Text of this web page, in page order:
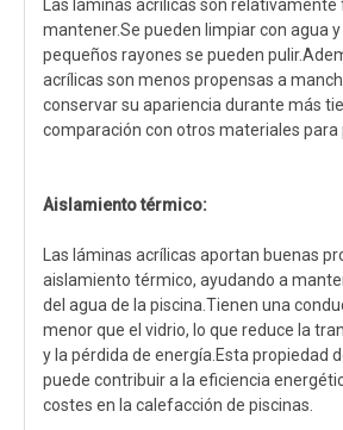
Las láminas acrílicas son
mantener.Se pueden limpiar con agua
pequeños rayones se pueden
acrílicas son menos propensas a
conservar su apariencia durante más
comparación con otros materiales para
Aislamiento térmico:
Las láminas acrílicas aportan buenas
aislamiento térmico, ayudando a
del agua de la piscina.Tienen una
menor que el vidrio, lo que reduce la
y la pérdida de energía.Esta propiedad
puede contribuir a la eficiencia
costes en la calefacción de piscinas.